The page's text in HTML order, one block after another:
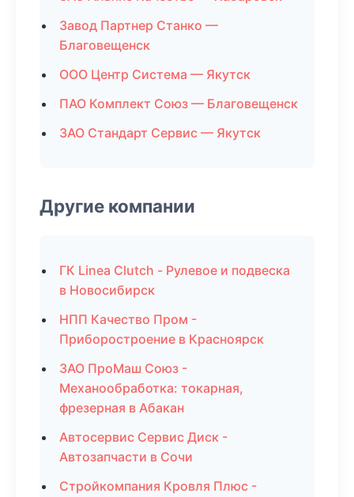
Завод Партнер Станко —
Благовещенск
ООО Центр Система — Якутск
ПАО Комплект Союз — Благовещенск
ЗАО Стандарт Сервис — Якутск
Другие компании
ГК Linea Clutch - Рулевое и подвеска
в Новосибирск
НПП Качество Пром -
Приборостроение в Красноярск
ЗАО ПроМаш Союз -
Механообработка: токарная,
фрезерная в Абакан
Автосервис Сервис Диск -
Автозапчасти в Сочи
Стройкомпания Кровля Плюс -